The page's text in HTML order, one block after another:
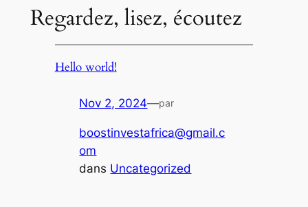
Regardez, lisez, écoutez
Hello world!
Nov 2, 2024—par
boostinvestafrica@gmail.c
om
dans Uncategorized